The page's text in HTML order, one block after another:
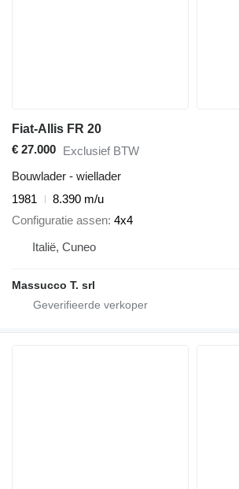
Fiat-Allis FR 20
€ 27.000 Exclusief BTW
Bouwlader - wiellader
1981
8.390 m/u
Configuratie assen 4x4
Italië, Cuneo
Massucco T. srl